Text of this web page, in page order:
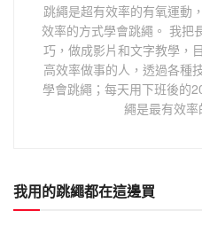
跳繩是超有效率的有氧運動
效率的方式學會跳繩。 我把
巧，做成影片和文字教學，
高效率做事的人，透過各種
學會跳繩；每天用下班後的
繩是最有效率
我用的跳繩都在這邊買